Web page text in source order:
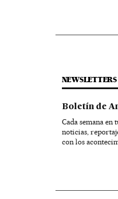
NEWSLETTERS
Boletín de
Cada semana en
noticias,
con los